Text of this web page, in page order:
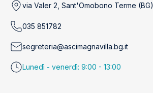
via Valer 2, Sant'Omobono Terme (BG)
035 851782
segreteria@ascimagnavilla.bg.it
Lunedì - venerdì: 9:00 - 13:00